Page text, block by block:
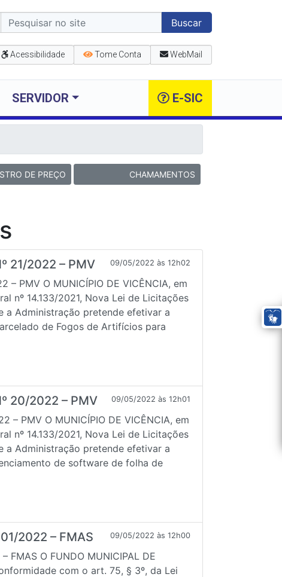
Buscar
Acessibilidade Tome Conta WebMail
SERVIDOR E-SIC
DE PREÇO CHAMAMENTOS
21/2022 – PMV 09/05/2022 às 12h02
– PMV O MUNICÍPIO DE VICÊNCIA, em
nº 14.133/2021, Nova Lei de Licitações
Administração pretende efetivar a
de Fogos de Artifícios para
20/2022 – PMV 09/05/2022 às 12h01
– PMV O MUNICÍPIO DE VICÊNCIA, em
nº 14.133/2021, Nova Lei de Licitações
Administração pretende efetivar a
de software de folha de
2022 – FMAS 09/05/2022 às 12h00
FMAS O FUNDO MUNICIPAL DE
com o art. 75, § 3º, da Lei